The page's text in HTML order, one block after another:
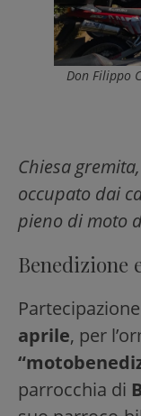
Don Filippo
Chiesa
occupato dai
pieno di moto
Benedizione
aprile, per
parrocchia di